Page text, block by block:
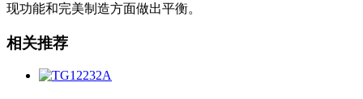
现功能和完美制造方面做出平衡。
相关推荐